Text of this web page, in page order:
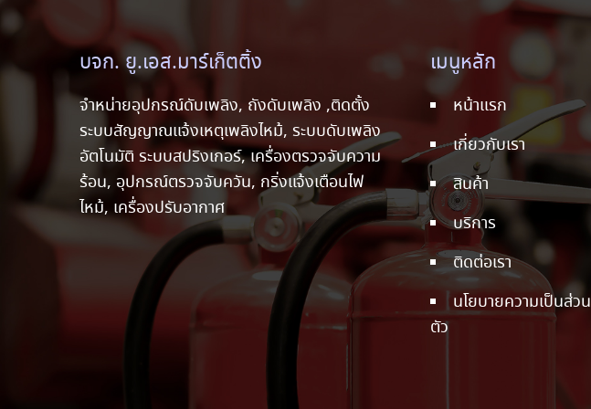
บจก. ยู.เอส.มาร์เก็ตติ้ง
จำหน่ายอุปกรณ์ดับเพลิง, ถังดับเพลิง ,ติดตั้ง
ระบบสัญญาณแจ้งเหตุเพลิงไหม้, ระบบดับเพลิง
อัตโนมัติ ระบบสปริงเกอร์, เครื่องตรวจจับความ
ร้อน, อุปกรณ์ตรวจจับควัน, กริ่งแจ้งเตือนไฟ
ไหม้, เครื่องปรับอากาศ
เมนูหลัก
หน้าแรก
เกี่ยวกับเรา
สินค้า
บริการ
ติดต่อเรา
นโยบายความเป็นส่วน
ตัว